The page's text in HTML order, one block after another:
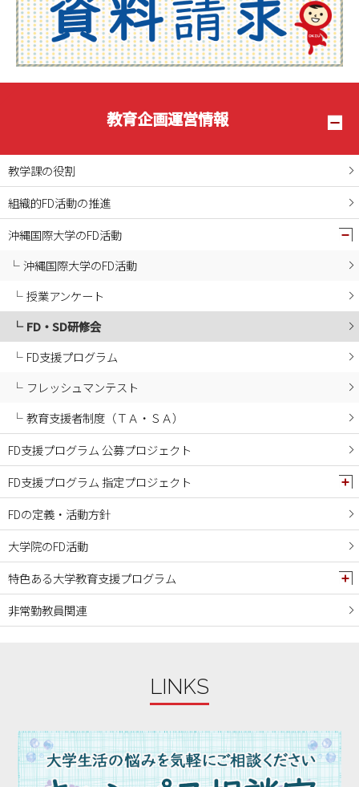
教育企画運営情報
教学課の役割
組織的FD活動の推進
沖縄国際大学のFD活動
沖縄国際大学のFD活動
授業アンケート
FD・SD研修会
FD支援プログラム
フレッシュマンテスト
教育支援者制度（ＴＡ・ＳＡ）
FD支援プログラム 公募プロジェクト
FD支援プログラム 指定プロジェクト
FDの定義・活動方針
大学院のFD活動
特色ある大学教育支援プログラム
非常勤教員関連
LINKS